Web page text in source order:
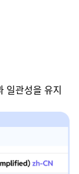
일관성을 유지